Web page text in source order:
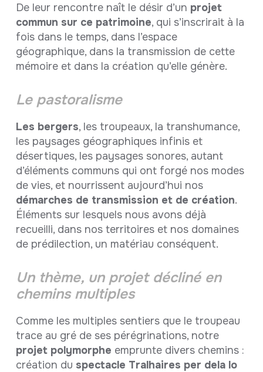
De leur rencontre naît le désir d’un projet
commun sur ce patrimoine, qui s’inscrirait à la
fois dans le temps, dans l’espace
géographique, dans la transmission de cette
mémoire et dans la création qu’elle génère.
Le pastoralisme
Les bergers, les troupeaux, la transhumance,
les paysages géographiques infinis et
désertiques, les paysages sonores, autant
d’éléments communs qui ont forgé nos modes
de vies, et nourrissent aujourd’hui nos
démarches de transmission et de création.
Éléments sur lesquels nous avons déjà
recueilli, dans nos territoires et nos domaines
de prédilection, un matériau conséquent.
Un thème, un projet décliné en
chemins multiples
Comme les multiples sentiers que le troupeau
trace au gré de ses pérégrinations, notre
projet polymorphe emprunte divers chemins :
création du spectacle Tralhaires per dela lo